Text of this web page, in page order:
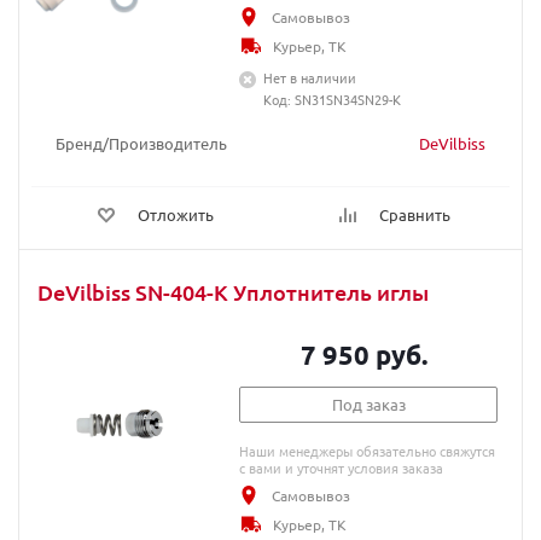
Бренд/Производитель DeVilbiss
Отложить Сравнить
Самовывоз
Курьер, ТК
Нет в наличии
Код: SN31SN34SN29-K
DeVilbiss SN-404-K Уплотнитель иглы
7 950 руб.
Под заказ
Наши менеджеры обязательно свяжутся
с вами и уточнят условия заказа
Самовывоз
Курьер, ТК